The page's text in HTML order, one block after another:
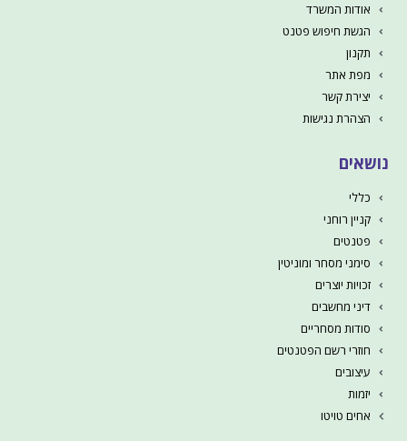
אודות המשרד
הגשת חיפוש פטנט
תקנון
מפת אתר
יצירת קשר
הצהרת נגישות
נושאים
כללי
קניין רוחני
פטנטים
סימני מסחר ומוניטין
זכויות יוצרים
דיני מחשבים
סודות מסחריים
חוזרי רשם הפטנטים
עיצובים
יזמות
אחים טויטו